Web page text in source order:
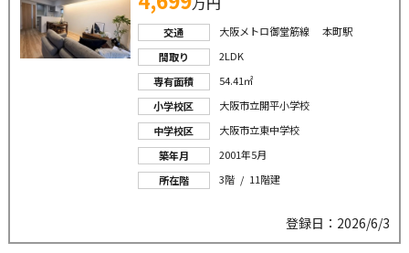
交通
大阪メトロ御堂筋線 本町駅
間取り
2LDK
専有面積
54.41㎡
小学校区
大阪市立開平小学校
中学校区
大阪市立東中学校
築年月
2001年5月
所在階
3階 / 11階建
登録日：2026/6/3